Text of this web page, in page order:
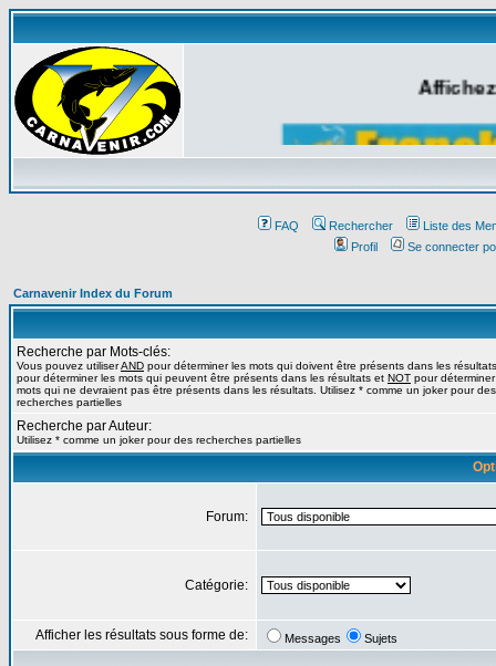
FAQ Rechercher
Liste des
Profil
Se connecter
Carnavenir Index du Forum
Recherche par Mots-clés:
Vous pouvez utiliserAND pour déterminer les mots qui doivent être présents dans les
pour déterminer les mots qui peuvent être présents dans les résultats et NOT pour
mots qui ne devraient pas être présents dans les résultats. Utilisez * comme un joker pour des
recherches partielles
Recherche par Auteur:
Utilisez * comme un joker pour des recherches partielles
Forum:
Catégorie:
Afficher les résultats sous forme de: Messages Sujets